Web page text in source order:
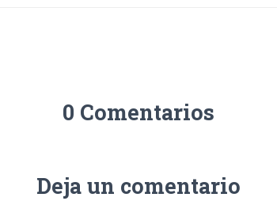
0 Comentarios
Deja un comentario